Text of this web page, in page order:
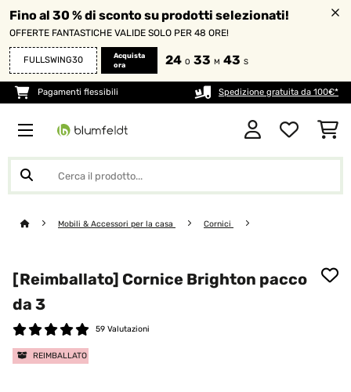
Fino al 30 % di sconto su prodotti selezionati!
OFFERTE FANTASTICHE VALIDE SOLO PER 48 ORE!
FULLSWING30
Acquista
ora
24 O 33 M 43 S
Pagamenti flessibili Spedizione gratuita da 100€*
Mobili & Accessori per la casa Cornici
[Reimballato] Cornice Brighton pacco
da 3
59 Valutazioni
REIMBALLATO